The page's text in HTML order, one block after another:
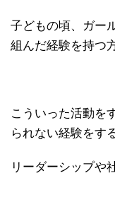
子どもの頃、ガー
組んだ経験を持つ
こういった活動を
られない経験をす
リーダーシップや